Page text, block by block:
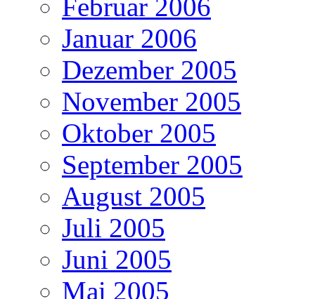
Februar 2006
Januar 2006
Dezember 2005
November 2005
Oktober 2005
September 2005
August 2005
Juli 2005
Juni 2005
Mai 2005